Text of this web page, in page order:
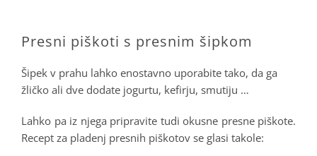
Presni piškoti s presnim šipkom
Šipek v prahu lahko enostavno uporabite tako, da ga
žličko ali dve dodate jogurtu, kefirju, smutiju …
Lahko pa iz njega pripravite tudi okusne presne piškote.
Recept za pladenj presnih piškotov se glasi takole: